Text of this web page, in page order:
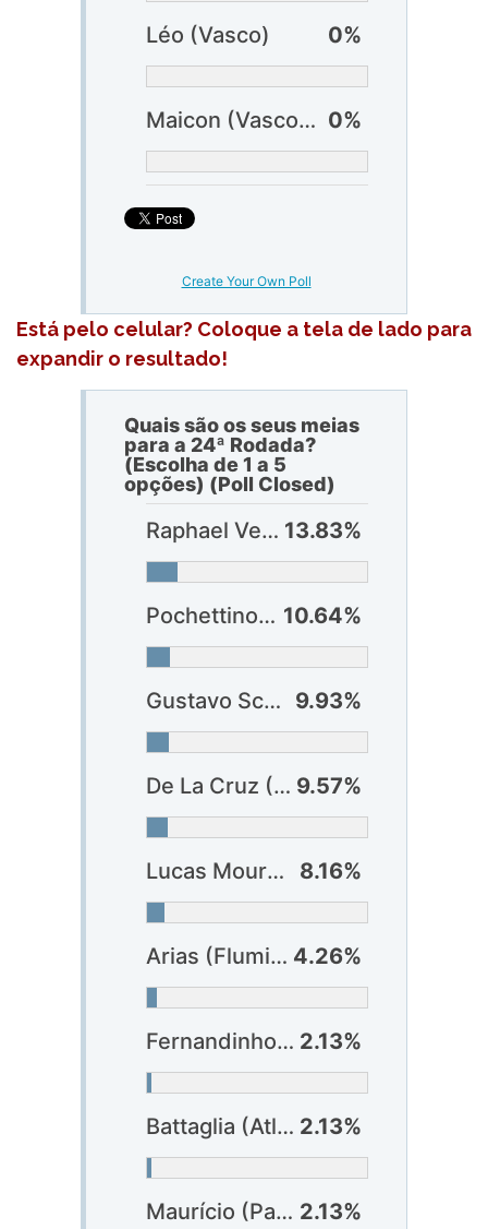
Léo (Vasco) 0%
Maicon (Vasco) ? 0%
Create Your Own Poll
Está pelo celular? Coloque a tela de lado para
expandir o resultado!
Quais são os seus meias
para a 24ª Rodada?
(Escolha de 1 a 5
opções) (Poll Closed)
Raphael Veiga (Palmeiras) 13.83%
Pochettino (Fortaleza) 10.64%
Gustavo Scarpa (Atlético-MG) 9.93%
De La Cruz (Flamengo) 9.57%
Lucas Moura (São Paulo) 8.16%
Arias (Fluminense) 4.26%
Fernandinho (Athlético-PR) 2.13%
Battaglia (Atlético-MG) 2.13%
Maurício (Palmeiras) 2.13%